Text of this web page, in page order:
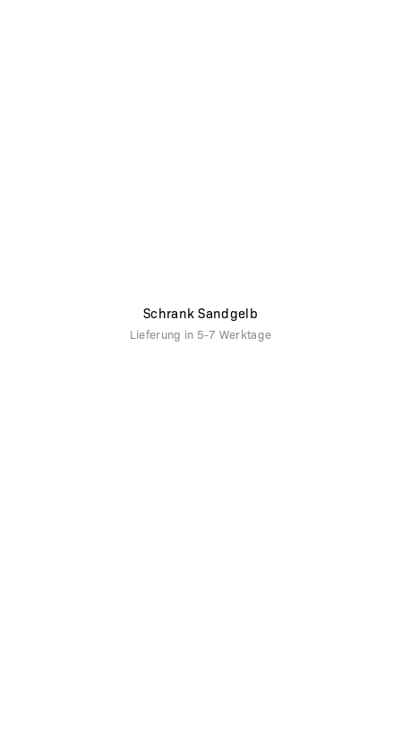
Schrank Sandgelb
Lieferung in 5-7 Werktage